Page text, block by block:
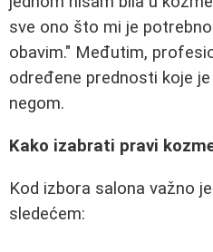
sve ono što mi je
obavim." Međutim,
određene prednosti koje
negom.
Kako izabrati pravi
Kod izbora salona važno
sledećem: